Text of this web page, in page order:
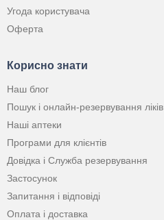
Угода користувача
Оферта
Корисно знати
Наш блог
Пошук і онлайн-резервування ліків
Наші аптеки
Програми для клієнтів
Довідка і Служба резервування
Застосунок
Запитання і відповіді
Оплата і доставка